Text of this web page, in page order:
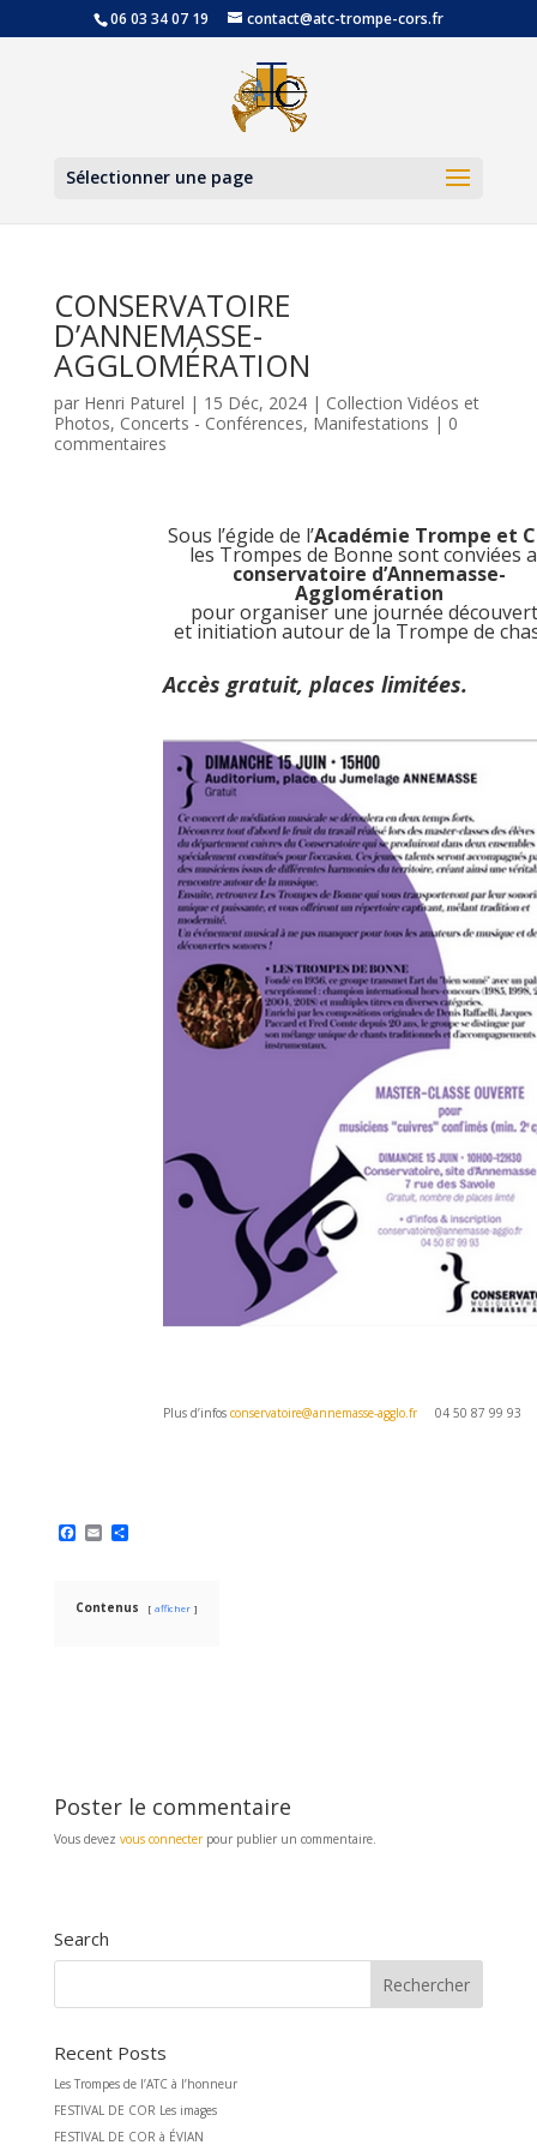
06 03 34 07 19 contact@atc-trompe-cors.fr
Sélectionner une page
CONSERVATOIRE
D’ANNEMASSE-
AGGLOMÉRATION
par Henri Paturel | 15 Déc, 2024| Collection Vidéos et
Photos, Concerts - Conférences, Manifestations | 0
commentaires
Sous l’égide de l’Académie Trompe et
les Trompes de Bonne sont conviées
conservatoire d’Annemasse-
Agglomération
pour organiser une journée
et initiation autour de la Trompe de
Accès gratuit, places limitées.
Plus d’infos conservatoire@annemasse-agglo.fr04 50 87 99 93
F
a
b
o
E
m
l
P
a
a
g
Contenus afficher
Poster le commentaire
Vous devez vous connecterpour publier un commentaire.
Search
Recent Posts
Les Trompes de l’ATC à l’honneur
FESTIVAL DE COR Les images
FESTIVAL DE COR à ÉVIAN